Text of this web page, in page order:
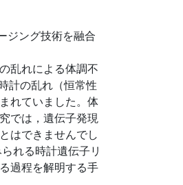
ジング技術を融合
乱れによる体調不
計の乱れ（恒常性
れていました。体
では，遺伝子発現
はできませんでし
れる時計遺伝子リ
過程を解明する手